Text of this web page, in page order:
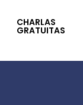
CHARLAS
GRATUITAS